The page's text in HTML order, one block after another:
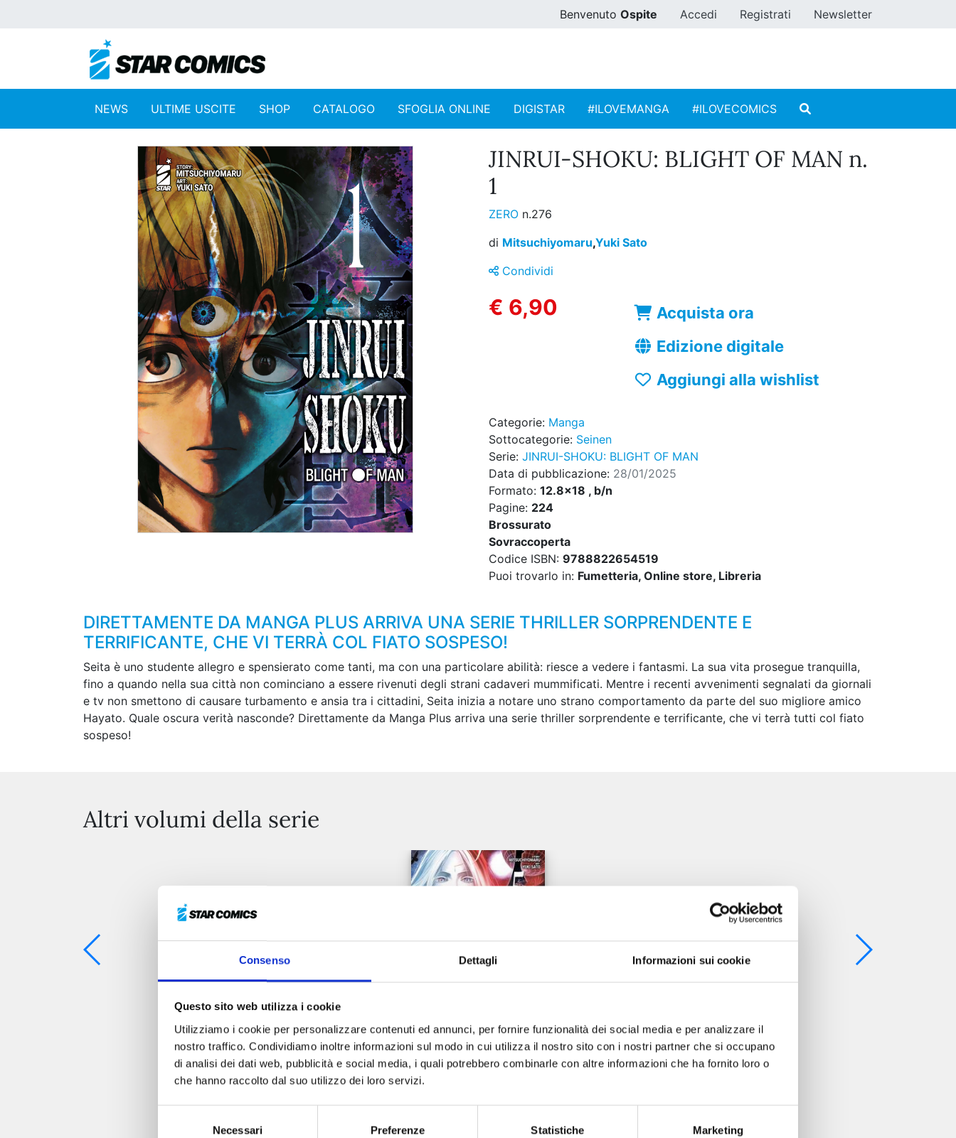
Consenso Dettagli Informazioni sui cookie
Questo sito web utilizza i cookie
Utilizziamo i cookie per personalizzare contenuti ed annunci, per fornire funzionalità dei social media e per analizzare il
nostro traffico. Condividiamo inoltre informazioni sul modo in cui utilizza il nostro sito con i nostri partner che si occupano
di analisi dei dati web, pubblicità e social media, i quali potrebbero combinarle con altre informazioni che ha fornito loro o
che hanno raccolto dal suo utilizzo dei loro servizi.
Necessari Preferenze Statistiche Marketing
Benvenuto Ospite Accedi Registrati Newsletter
NEWS ULTIME USCITE SHOP CATALOGO SFOGLIA ONLINE DIGISTAR #ILOVEMANGA #ILOVECOMICS
JINRUI-SHOKU: BLIGHT OF MAN n.
1
ZERO n.276
di Mitsuchiyomaru,Yuki Sato
Condividi
€ 6,90
Acquista ora
Edizione digitale
Aggiungi alla wishlist
Categorie: Manga
Sottocategorie: Seinen
Serie: JINRUI-SHOKU: BLIGHT OF MAN
Data di pubblicazione: 28/01/2025
Formato: 12.8x18 , b/n
Pagine: 224
Brossurato
Sovraccoperta
Codice ISBN: 9788822654519
Puoi trovarlo in: Fumetteria, Online store, Libreria
DIRETTAMENTE DA MANGA PLUS ARRIVA UNA SERIE THRILLER SORPRENDENTE E
TERRIFICANTE, CHE VI TERRÀ COL FIATO SOSPESO!
Seita è uno studente allegro e spensierato come tanti, ma con una particolare abilità: riesce a vedere i fantasmi. La sua vita prosegue tranquilla,
fino a quando nella sua città non cominciano a essere rivenuti degli strani cadaveri mummificati. Mentre i recenti avvenimenti segnalati da giornali
e tv non smettono di causare turbamento e ansia tra i cittadini, Seita inizia a notare uno strano comportamento da parte del suo migliore amico
Hayato. Quale oscura verità nasconde? Direttamente da Manga Plus arriva una serie thriller sorprendente e terrificante, che vi terrà tutti col fiato
sospeso!
Altri volumi della serie
JINRUI-SHOKU: BLIGHT OF MAN n. 5
11/11/2025